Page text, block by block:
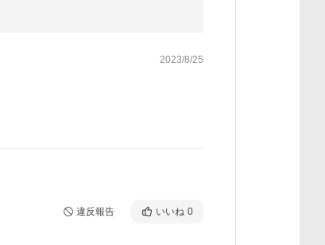
2023/8/25
違反報告 いいね 0